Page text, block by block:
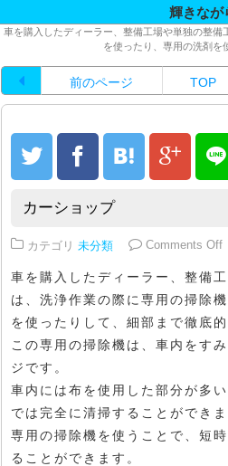
輝きなが
車を購入したディーラー、整備工場や単独の整
を使ったり、専用の洗剤を
前のページ TOP
カーショップ
カテゴリ 未分類 Comments Off
車を購入したディーラー、整備
は、洗浄作業の際に専用の掃除
を使ったりして、細部まで徹底
この専用の掃除機は、車内をす
ジです。
車内には布を使用した部分が多
では完全に清掃することができま
専用の掃除機を使うことで、短
ることができます。